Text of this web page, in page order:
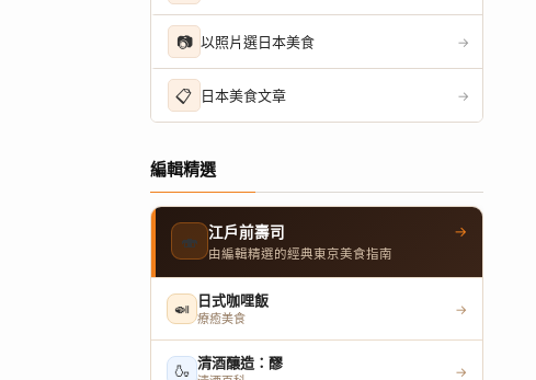
📷 以照片選日本美食 →
📋 日本美食文章 →
編輯精選
🍣 江戶前壽司
由編輯精選的經典東京美食指南
→
🍛 日式咖哩飯
療癒美食
→
🍶 清酒釀造：醪 →